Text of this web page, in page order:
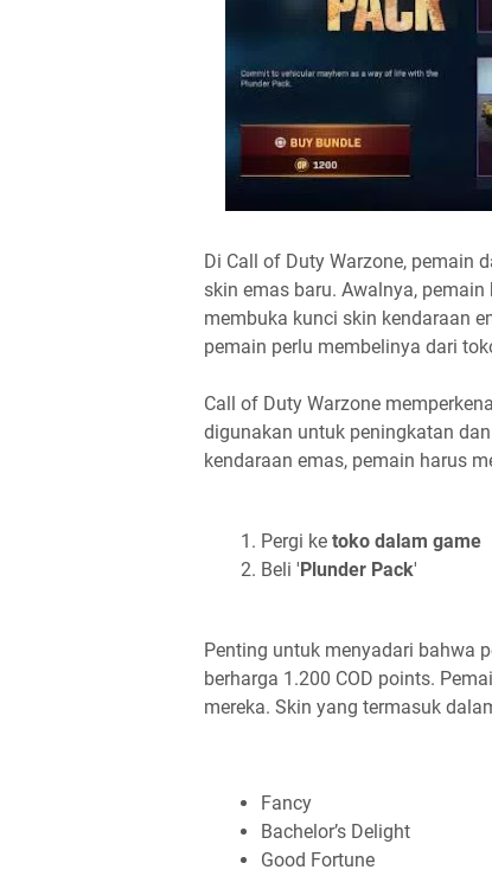
Di Call of Duty Warzone, pemain
skin emas baru. Awalnya,
membuka kunci skin kendaraan
pemain perlu membelinya dari
Call of Duty Warzone
digunakan untuk peningkatan
kendaraan emas, pemain harus
Pergi ke toko dalam game
Beli ' Plunder Pack'
Penting untuk menyadari bahwa
berharga 1.200 COD points.
mereka. Skin yang termasuk
Fancy
Bachelor’s Delight
Good Fortune